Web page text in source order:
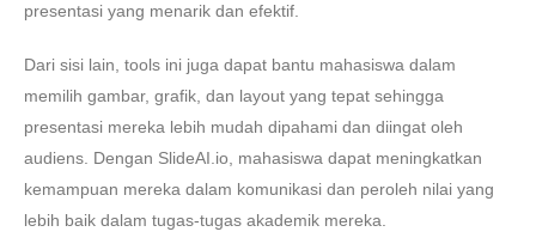
presentasi yang menarik dan efektif.
Dari sisi lain, tools ini juga dapat bantu mahasiswa dalam
memilih gambar, grafik, dan layout yang tepat sehingga
presentasi mereka lebih mudah dipahami dan diingat oleh
audiens. Dengan SlideAI.io, mahasiswa dapat meningkatkan
kemampuan mereka dalam komunikasi dan peroleh nilai yang
lebih baik dalam tugas-tugas akademik mereka.